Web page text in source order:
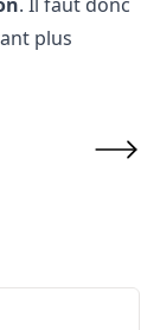
plus